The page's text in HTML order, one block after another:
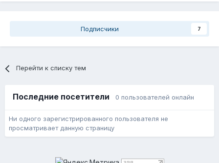
Подписчики 7
Перейти к списку тем
Последние посетители 0 пользователей онлайн
Ни одного зарегистрированного пользователя не
просматривает данную страницу